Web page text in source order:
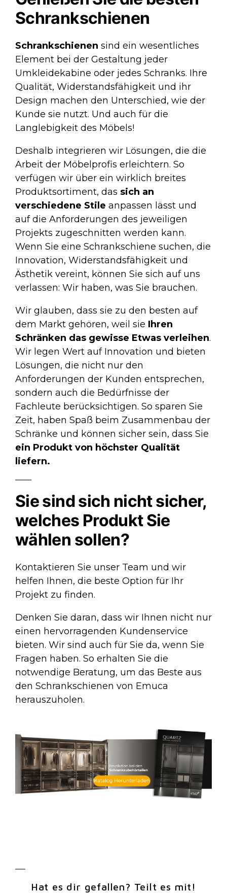
Schrankschienen
Schrankschienen sind ein wesentliches
Element bei der Gestaltung jeder
Umkleidekabine oder jedes Schranks. Ihre
Qualität, Widerstandsfähigkeit und ihr
Design machen den Unterschied, wie der
Kunde sie nutzt. Und auch für die
Langlebigkeit des Möbels!
Deshalb integrieren wir Lösungen, die die
Arbeit der Möbelprofis erleichtern. So
verfügen wir über ein wirklich breites
Produktsortiment, das sich an
verschiedene Stile anpassen lässt und
auf die Anforderungen des jeweiligen
Projekts zugeschnitten werden kann.
Wenn Sie eine Schrankschiene suchen, die
Innovation, Widerstandsfähigkeit und
Ästhetik vereint, können Sie sich auf uns
verlassen: Wir haben, was Sie brauchen.
Wir glauben, dass sie zu den besten auf
dem Markt gehören, weil sie Ihren
Schränken das gewisse Etwas verleihen.
Wir legen Wert auf Innovation und bieten
Lösungen, die nicht nur den
Anforderungen der Kunden entsprechen,
sondern auch die Bedürfnisse der
Fachleute berücksichtigen. So sparen Sie
Zeit, haben Spaß beim Zusammenbau der
Schränke und können sicher sein, dass Sie
ein Produkt von höchster Qualität
liefern.
Sie sind sich nicht sicher,
welches Produkt Sie
wählen sollen?
Kontaktieren Sie unser Team und wir
helfen Ihnen, die beste Option für Ihr
Projekt zu finden.
Denken Sie daran, dass wir Ihnen nicht nur
einen hervorragenden Kundenservice
bieten. Wir sind auch für Sie da, wenn Sie
Fragen haben. So erhalten Sie die
notwendige Beratung, um das Beste aus
den Schrankschienen von Emuca
herauszuholen.
Hat es dir gefallen? Teilt es mit!